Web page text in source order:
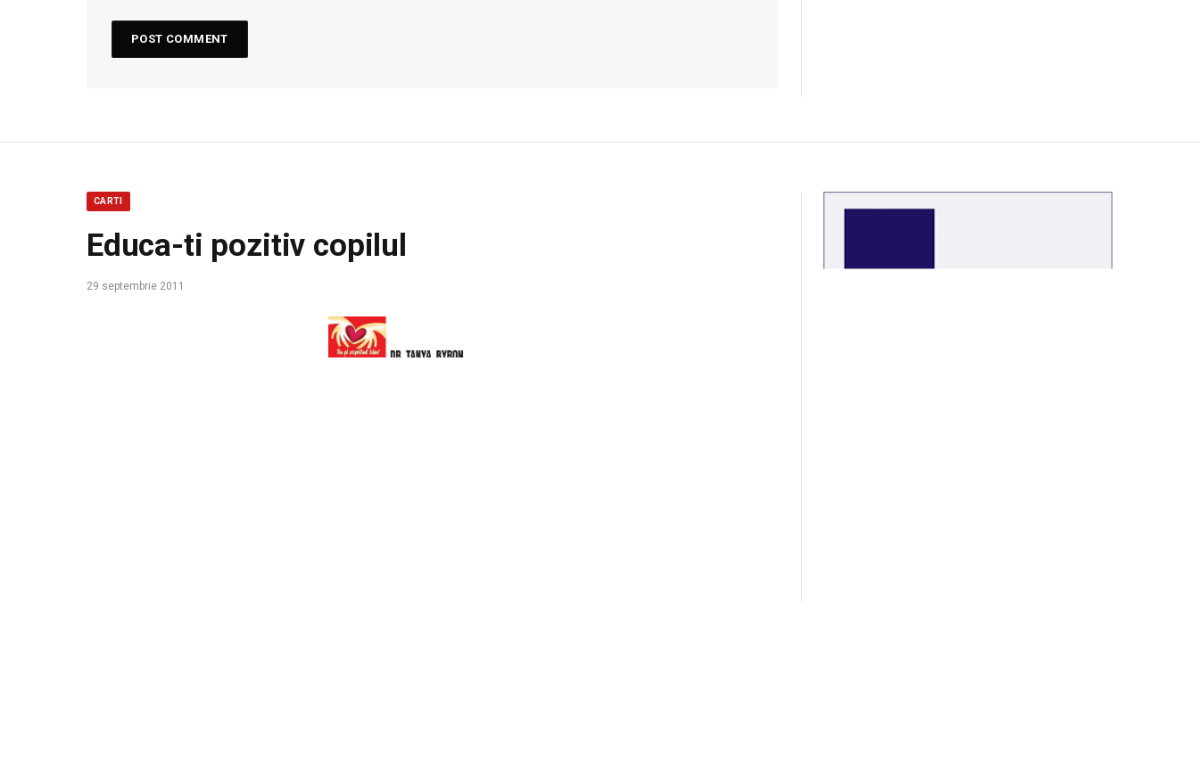
CARTI
Educa-ti pozitiv copilul
29 septembrie 2011